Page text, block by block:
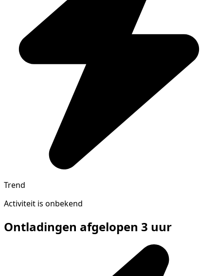
Trend
Activiteit is onbekend
Ontladingen afgelopen 3 uur